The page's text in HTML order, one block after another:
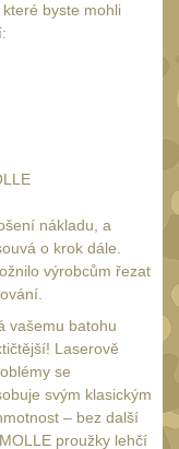
byste mohli
nákladu, a
o krok dále.
výrobcům řezat
vašemu batohu
Laserově
se
svým klasickým
– bez další
proužky lehčí